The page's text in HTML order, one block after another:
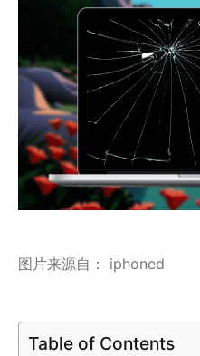
图片来源自： iphoned
Table of Contents